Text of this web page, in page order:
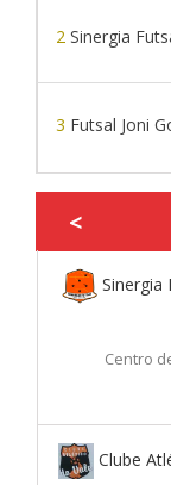
2 Sinergia
3 Futsal Joni
<
Sinergia
Centro
Clube